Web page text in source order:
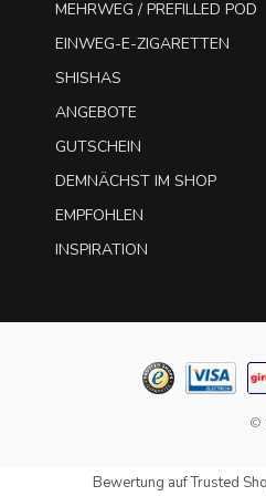
MEHRWEG / PREFILLED POD
EINWEG-E-ZIGARETTEN
SHISHAS
ANGEBOTE
GUTSCHEIN
DEMNÄCHST IM SHOP
EMPFOHLEN
INSPIRATION
©
Bewertung aufTrusted